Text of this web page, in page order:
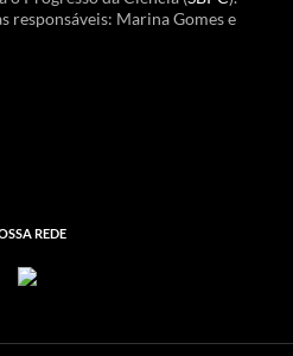
responsáveis: Marina Gomes e
REDE